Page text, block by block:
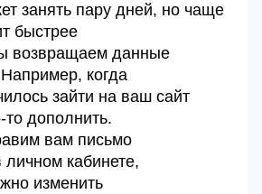
занять пару дней, но чаще
быстрее
возвращаем данные
когда
зайти на ваш сайт
дополнить.
вам письмо
кабинете,
изменить